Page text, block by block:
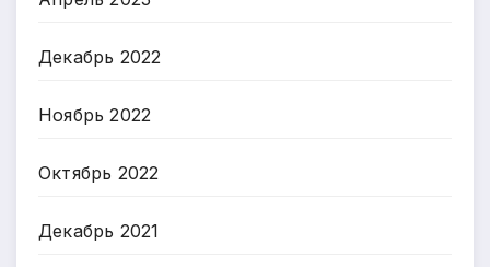
Декабрь 2022
Ноябрь 2022
Октябрь 2022
Декабрь 2021